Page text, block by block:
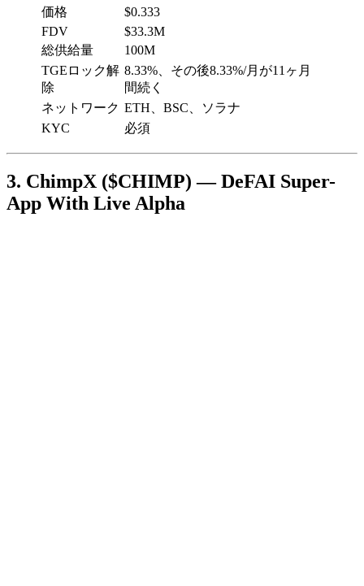
価格
$0.333
FDV
$33.3M
総供給量
100M
TGEロック解
除
8.33%、その後8.33%/月が11ヶ月
間続く
ネットワーク ETH、BSC、ソラナ
KYC
必須
3. ChimpX ($CHIMP) — DeFAI Super-
App With Live Alpha